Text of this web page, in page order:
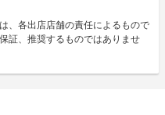
、各出店店舗の責任によるもので
証、推奨するものではありませ